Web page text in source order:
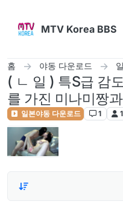
MTV Korea BBS
홈 야동 다운로드
( ㄴ 일 ) 특S급 감
를 가진 미나미짱
일본야동 다운로드 1 1